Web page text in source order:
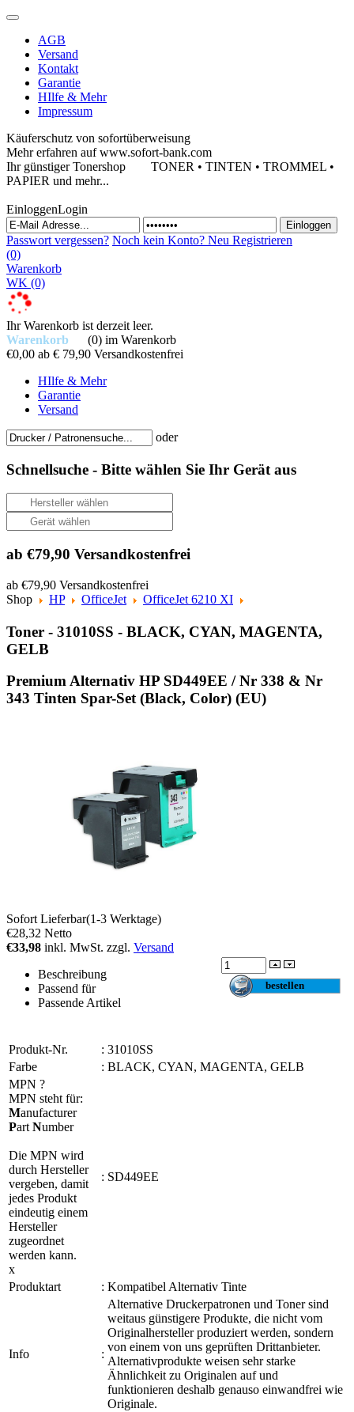
AGB
Versand
Kontakt
Garantie
HIlfe & Mehr
Impressum
Käuferschutz von sofortüberweisung
Mehr erfahren auf www.sofort-bank.com
Ihr günstiger Tonershop TONER • TINTEN • TROMMEL •
PAPIER und mehr...
EinloggenLogin
Passwort vergessen? Noch kein Konto? Neu Registrieren
(0)
Warenkorb
WK (0)
Ihr Warenkorb ist derzeit leer.
Warenkorb
(0) im Warenkorb
€0,00 ab € 79,90 Versandkostenfrei
HIlfe & Mehr
Garantie
Versand
oder
Schnellsuche - Bitte wählen Sie Ihr Gerät aus
ab €79,90 Versandkostenfrei
ab €79,90 Versandkostenfrei
Shop
HP OfficeJet OfficeJet 6210 XI
Toner - 31010SS - BLACK, CYAN, MAGENTA,
GELB
Premium Alternativ HP SD449EE / Nr 338 & Nr
343 Tinten Spar-Set (Black, Color) (EU)
Sofort Lieferbar(1-3 Werktage)
€28,32 Netto
€33,98 inkl. MwSt. zzgl. Versand
Beschreibung
Passend für
Passende Artikel
Produkt-Nr. : 31010SS
Farbe
: BLACK, CYAN, MAGENTA, GELB
MPN ?
MPN steht für:
Manufacturer
Part Number
Die MPN wird
durch Hersteller
vergeben, damit
jedes Produkt
eindeutig einem
Hersteller
zugeordnet
werden kann.
x
: SD449EE
Produktart : Kompatibel Alternativ Tinte
Info :
Alternative Druckerpatronen und Toner sind
weitaus günstigere Produkte, die nicht vom
Originalhersteller produziert werden, sondern
von einem von uns geprüften Drittanbieter.
Alternativprodukte weisen sehr starke
Ähnlichkeit zu Originalen auf und
funktionieren deshalb genauso einwandfrei wie
Originale.